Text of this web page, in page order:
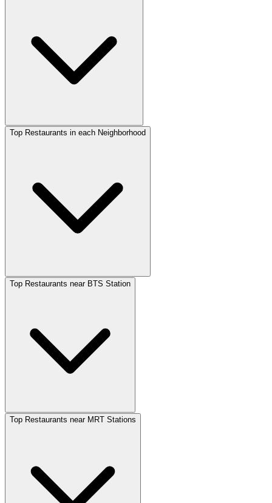
Top Restaurants in each Neighborhood
Top Restaurants near BTS Station
Top Restaurants near MRT Stations